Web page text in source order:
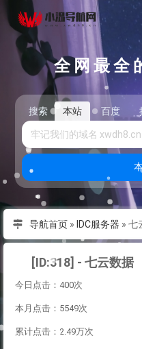
全网最全
搜索 本站 百度
导航首页» IDC服务器 » 七
[ID:318] - 七云数据
今日点击：400次
本月点击：5549次
累计点击：2.49万次